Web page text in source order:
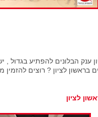
ענק הבלונים להפתיע בגדול ,
לציון ? רוצים להזמין
לציון